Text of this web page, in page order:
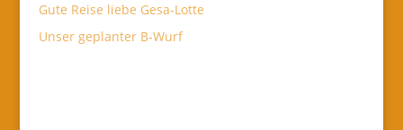
Gute Reise liebe Gesa-Lotte
Unser geplanter B-Wurf